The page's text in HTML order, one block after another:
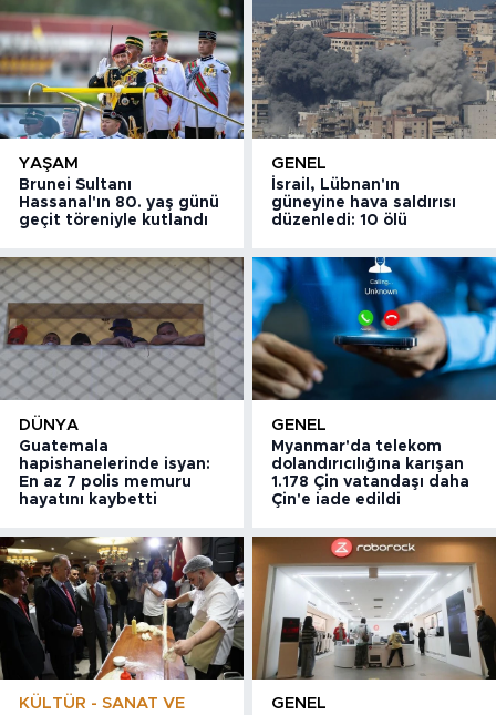
YAŞAM
Brunei Sultanı
Hassanal'ın 80. yaş günü
geçit töreniyle kutlandı
GENEL
İsrail, Lübnan'ın
güneyine hava saldırısı
düzenledi: 10 ölü
DÜNYA
Guatemala
hapishanelerinde isyan:
En az 7 polis memuru
hayatını kaybetti
GENEL
Myanmar'da telekom
dolandırıcılığına karışan
1.178 Çin vatandaşı daha
Çin'e iade edildi
KÜLTÜR - SANAT VE
GENEL